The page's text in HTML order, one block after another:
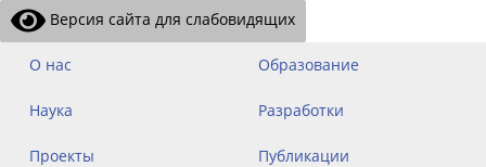
Версия сайта для слабовидящих
О нас Образование
Наука Разработки
Проекты Публикации